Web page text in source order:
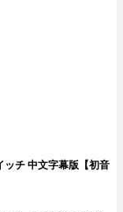
チ 中文字幕版【初音